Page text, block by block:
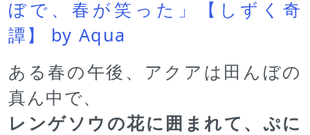
ぼで、春が笑った」【しずく奇
譚】 by Aqua
ある春の午後、アクアは田んぼの
真ん中で、
レンゲソウの花に囲まれて、ぷに